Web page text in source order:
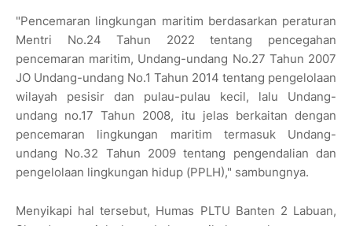
"Pencemaran lingkungan maritim berdasarkan peraturan
Mentri No.24 Tahun 2022 tentang pencegahan
pencemaran maritim, Undang-undang No.27 Tahun 2007
JO Undang-undang No.1 Tahun 2014 tentang pengelolaan
wilayah pesisir dan pulau-pulau kecil, lalu Undang-
undang no.17 Tahun 2008, itu jelas berkaitan dengan
pencemaran lingkungan maritim termasuk Undang-
undang No.32 Tahun 2009 tentang pengendalian dan
pengelolaan lingkungan hidup (PPLH)," sambungnya.
Menyikapi hal tersebut, Humas PLTU Banten 2 Labuan,